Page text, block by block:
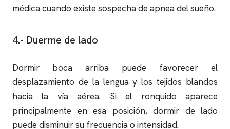
médica cuando existe sospecha de apnea del sueño.
4.- Duerme de lado
Dormir boca arriba puede favorecer el
desplazamiento de la lengua y los tejidos blandos
hacia la vía aérea. Si el ronquido aparece
principalmente en esa posición, dormir de lado
puede disminuir su frecuencia o intensidad.